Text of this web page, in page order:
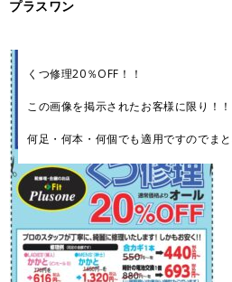
プラスワン
くつ修理20％OFF！！
この画像を掲示されたお客様に限り！！
何足・何本・何個でも適用ですのでま